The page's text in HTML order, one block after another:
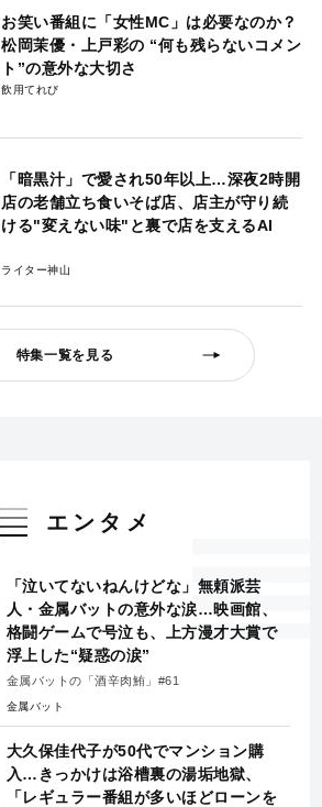
お笑い番組に「女性MC」は必要なのか？
松岡茉優・上戸彩の “何も残らないコメン
ト”の意外な大切さ
飲用てれび
「暗黒汁」で愛され50年以上…深夜2時開
店の老舗立ち食いそば店、店主が守り続
ける"変えない味"と裏で店を支えるAI
ライター神山
特集一覧を見る
エンタメ
「泣いてないねんけどな」無頼派芸
人・金属バットの意外な涙…映画館、
格闘ゲームで号泣も、上方漫才大賞で
浮上した“疑惑の涙”
金属バットの「酒辛肉鮪」#61
金属バット
大久保佳代子が50代でマンション購
入…きっかけは浴槽裏の湯垢地獄、
「レギュラー番組が多いほどローンを